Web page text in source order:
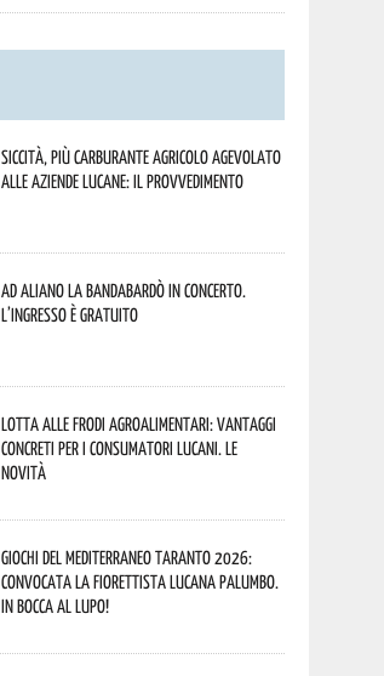
Siccità, più carburante agricolo agevolato
alle aziende lucane: il provvedimento
Ad Aliano la Bandabardò in concerto.
L’ingresso è gratuito
Lotta alle frodi agroalimentari: vantaggi
concreti per i consumatori lucani. Le
novità
Giochi del Mediterraneo Taranto 2026:
convocata la fiorettista lucana Palumbo.
In bocca al lupo!